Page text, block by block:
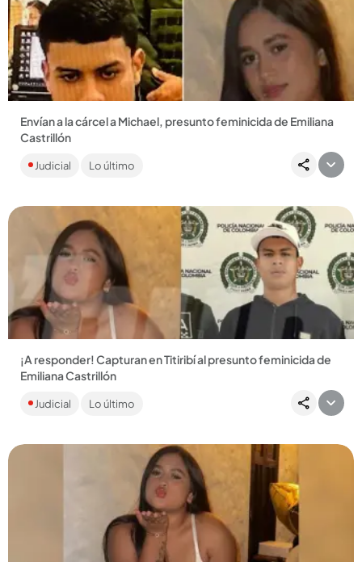
Compartir Noticia
Envían a la cárcel a Michael, presunto feminicida de Emiliana
Castrillón
negó a continuar la relación afectiva con el presunto
Judicial Lo último
Compartir Noticia
¡A responder! Capturan en Titiribí al presunto feminicida de
Emiliana Castrillón
noviembre de 2025 y su cuerpo fue encontrado diez días
Judicial Lo último
Compartir Noticia